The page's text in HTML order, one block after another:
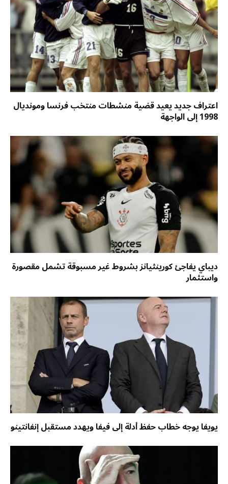
اعتراف جديد يعيد قضية منشطات منتخب فرنسا ومونديال
1998 إلى الواجهة
ديباي يفاجئ كورينثيانز بشروط غير مسبوقة تشمل مقصورة
واستثمار
يويفا يوجه خطاب حفظ أدلة إلى فيفا ويهدد مستقبل إنفانتينو